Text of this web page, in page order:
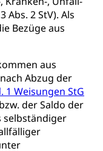
Abs. 2 StV). Als
Bezüge aus
aus
Abzug der
1 Weisungen StG
der Saldo der
selbständiger
VVL